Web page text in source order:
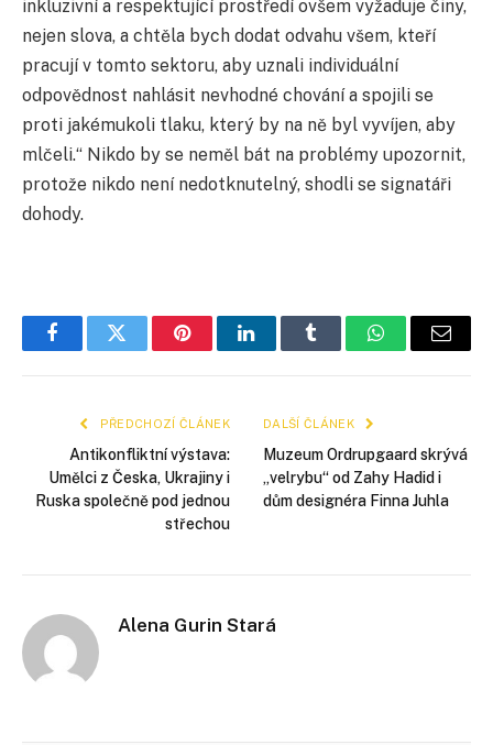
inkluzivní a respektující prostředí ovšem vyžaduje činy,
nejen slova, a chtěla bych dodat odvahu všem, kteří
pracují v tomto sektoru, aby uznali individuální
odpovědnost nahlásit nevhodné chování a spojili se
proti jakémukoli tlaku, který by na ně byl vyvíjen, aby
mlčeli.“ Nikdo by se neměl bát na problémy upozornit,
protože nikdo není nedotknutelný, shodli se signatáři
dohody.
FacebookTwitter PinterestLinkedInTumblr WhatsApp
E-
PŘEDCHOZÍ ČLÁNEK
Antikonfliktní výstava:
Umělci z Česka, Ukrajiny i
Ruska společně pod jednou
střechou
DALŠÍ ČLÁNEK
Muzeum Ordrupgaard skrývá
„velrybu“ od Zahy Hadid i
dům designéra Finna Juhla
Alena Gurin Stará